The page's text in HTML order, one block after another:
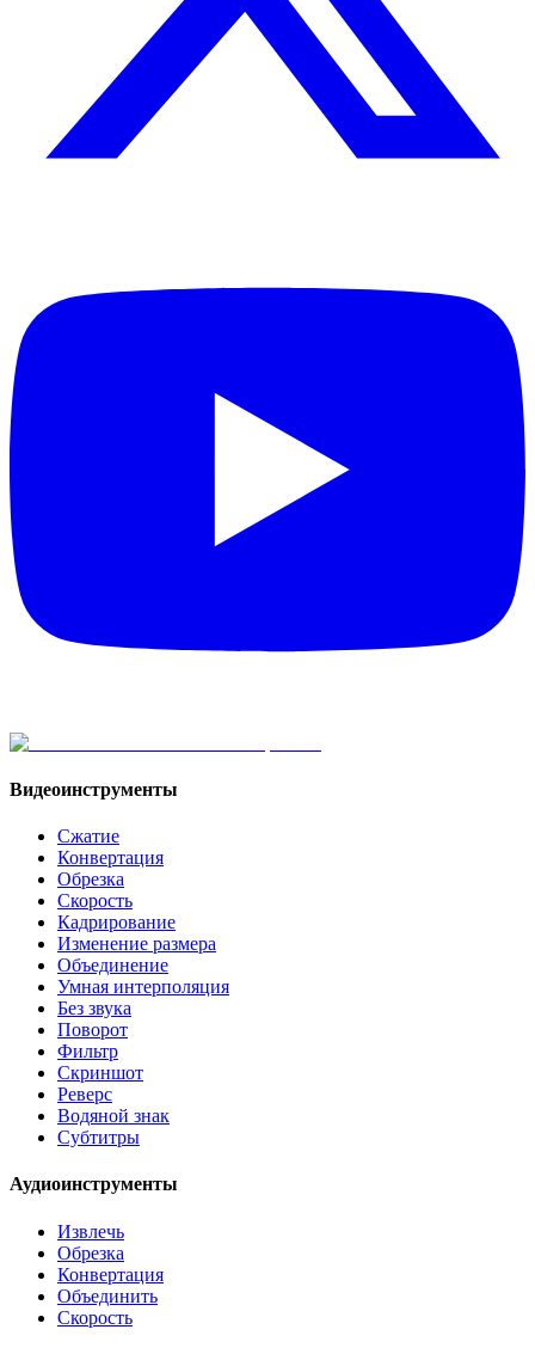
Видеоинструменты
Сжатие
Конвертация
Обрезка
Скорость
Кадрирование
Изменение размера
Объединение
Умная интерполяция
Без звука
Поворот
Фильтр
Скриншот
Реверс
Водяной знак
Субтитры
Аудиоинструменты
Извлечь
Обрезка
Конвертация
Объединить
Скорость